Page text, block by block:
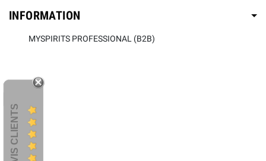
INFORMATION
MYSPIRITS PROFESSIONAL (B2B)
AVIS CLIENTS